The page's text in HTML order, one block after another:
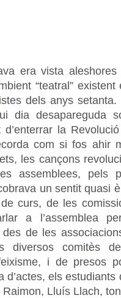
era vista aleshores
“teatral”
dels anys
dia desapareguda
la
com si fos ahir
les cançons
assemblees, pels
un sentit quasi
curs, de les
a l’assemblea
de les
diversos comitès
i de presos
d’actes, els
Lluís Llach,